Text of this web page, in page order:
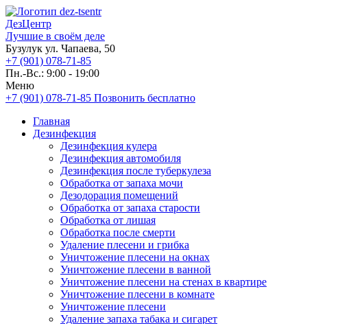
ДезЦентр
Лучшие в своём деле
Бузулук ул. Чапаева, 50
+7 (901) 078-71-85
Пн.-Вс.: 9:00 - 19:00
Меню
+7 (901) 078-71-85 Позвонить бесплатно
Главная
Дезинфекция
Дезинфекция кулера
Дезинфекция автомобиля
Дезинфекция после туберкулеза
Обработка от запаха мочи
Дезодорация помещений
Обработка от запаха старости
Обработка от лишая
Обработка после смерти
Удаление плесени и грибка
Уничтожение плесени на окнах
Уничтожение плесени в ванной
Уничтожение плесени на стенах в квартире
Уничтожение плесени в комнате
Уничтожение плесени
Удаление запаха табака и сигарет